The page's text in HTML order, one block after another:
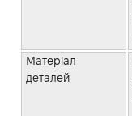
Матеріал
деталей